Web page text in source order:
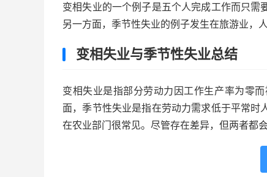
变相失业的一个例子是五个人完成工作而只需
另一方面，季节性失业的例子发生在旅游业，
变相失业与季节性失业总结
变相失业是指部分劳动力因工作生产率为零
面，季节性失业是指在劳动力需求低于平常
在农业部门很常见。尽管存在差异，但两者都